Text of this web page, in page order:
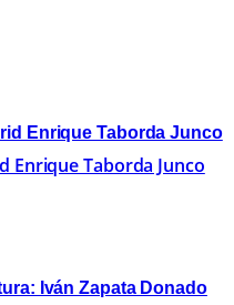
Enrique Taborda Junco